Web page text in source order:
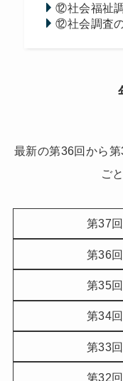
⑫社会福祉
⑫社会調査
最新の第36回から
ご
第37
第36
第35
第34
第33
第32